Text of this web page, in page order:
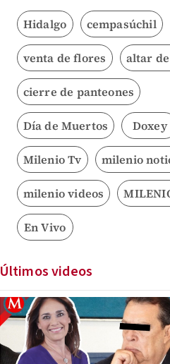
Hidalgo cempasúchil
venta de flores altar
cierre de panteones
Día de Muertos Doxey
Milenio Tv milenio
milenio videos
En Vivo
Últimos videos